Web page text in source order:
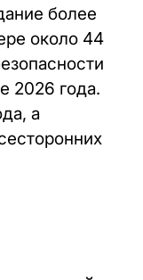
более
около 44
2026 года.
а